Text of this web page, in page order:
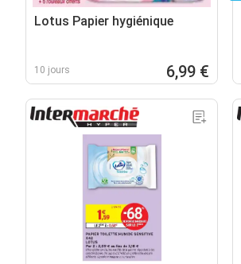
Lotus Papier hygiénique
10 jours 6,99 €